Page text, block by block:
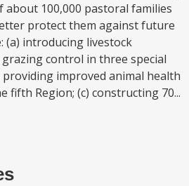
100,000 pastoral families
protect them against future
(a) introducing livestock
control in three special
improved animal health
fifth Region; (c) constructing 70...